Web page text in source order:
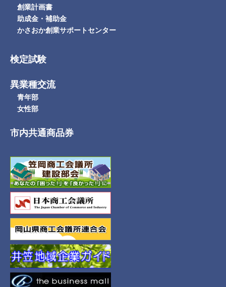
創業計画書
助成金・補助金
かさおか創業サポートセンター
検定試験
異業種交流
青年部
女性部
市内共通商品券